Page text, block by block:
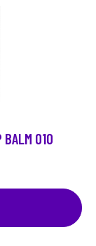
BALM 010